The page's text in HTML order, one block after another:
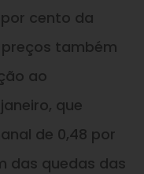
cento da
também
ao
que
de 0,48 por
das quedas das